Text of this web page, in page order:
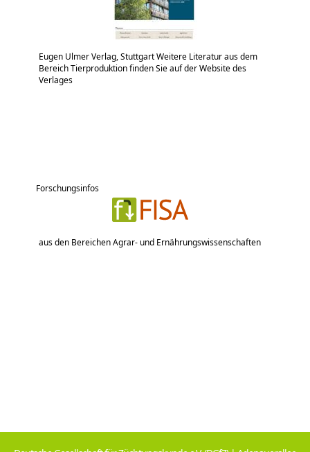
Eugen Ulmer Verlag, Stuttgart Weitere Literatur aus dem
Bereich Tierproduktion finden Sie auf der Website des
Verlages
Forschungsinfos
aus den Bereichen Agrar- und Ernährungswissenschaften